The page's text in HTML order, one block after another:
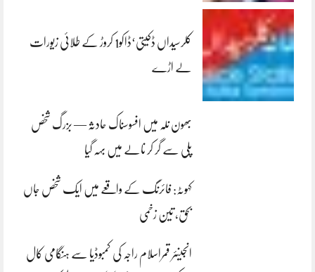
کلرسیداں ڈکیتی‘ڈاکو1 کروڑ کے طلائی زیورات
لے اڑے
بھون نلہ میں افسوسناک حادثہ — بزرگ شخص
پلی سے گر کر نالے میں بہہ گیا
کہوٹہ: فائرنگ کے واقعے میں ایک شخص جاں
بحق، تین زخمی
انجینئر قمراسلام راجہ کی کمبوڈیا سے ہنگامی کال